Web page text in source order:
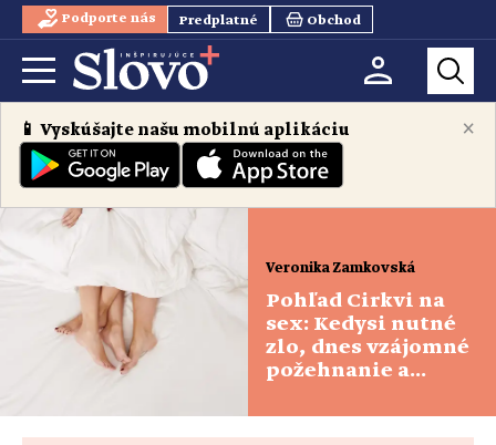
Podporte nás Predplatné Obchod
×
📱 Vyskúšajte našu mobilnú aplikáciu
Veronika Zamkovská
Pohľad Cirkvi na
sex: Kedysi nutné
zlo, dnes vzájomné
požehnanie a